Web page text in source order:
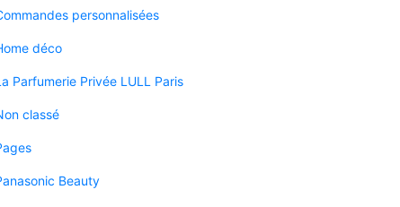
personnalisées
déco
Parfumerie Privée LULL Paris
classé
Beauty